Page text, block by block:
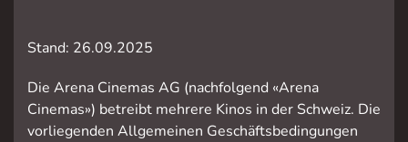
Stand: 26.09.2025
Die Arena Cinemas AG (nachfolgend «Arena
Cinemas») betreibt mehrere Kinos in der Schweiz. Die
vorliegenden Allgemeinen Geschäftsbedingungen